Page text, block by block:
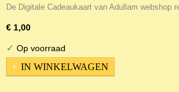
De Digitale Cadeaukaart van Adullam webshop
€ 1,00
✓ Op voorraad
IN WINKELWAGEN